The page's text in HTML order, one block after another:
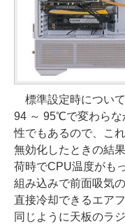
標準設定時につい
94 ～ 95℃で変わらな
性でもあるので、こ
無効化したときの結
荷時でCPU温度がも
組み込みで前面吸気
直接冷却できるエア
同じように天板のラ